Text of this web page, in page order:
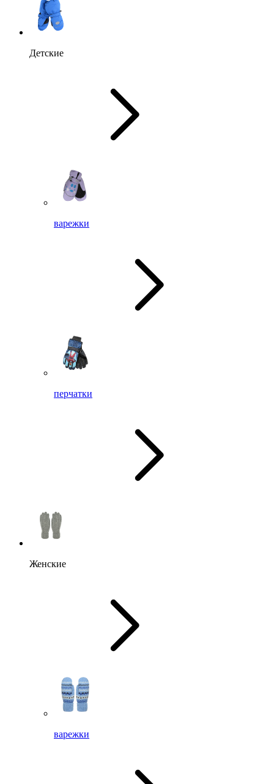
Детские
варежки
перчатки
Женские
варежки